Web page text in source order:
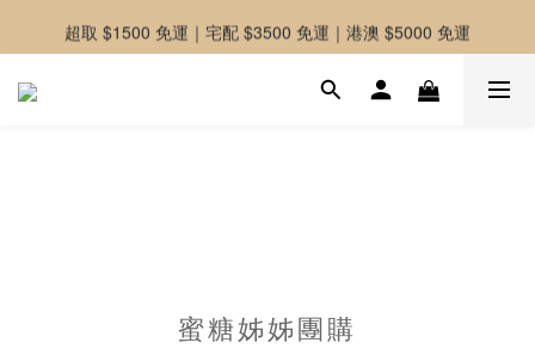
-好友募集中-加入官方LINE好友獲取優惠券
超取 $1500 免運｜宅配 $3500 免運｜港澳 $5000 免運
-好友募集中-加入官方LINE好友獲取優惠券
蜜糖姊姊團購